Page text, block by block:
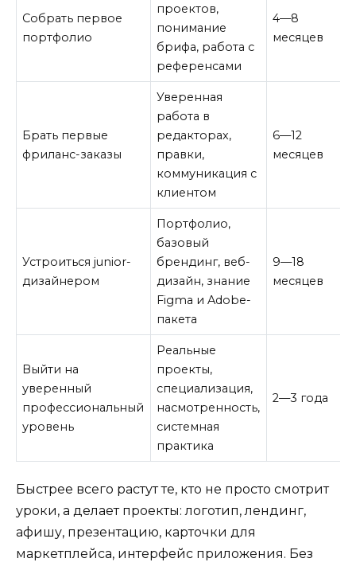
Собрать первое
портфолио
проектов,
понимание
брифа, работа с
референсами
4—8
месяцев
Брать первые
фриланс-заказы
Уверенная
работа в
редакторах,
правки,
коммуникация с
клиентом
6—12
месяцев
Устроиться junior-
дизайнером
Портфолио,
базовый
брендинг, веб-
дизайн, знание
Figma и Adobe-
пакета
9—18
месяцев
Выйти на
уверенный
профессиональный
уровень
Реальные
проекты,
специализация,
насмотренность,
системная
практика
2—3 года
Быстрее всего растут те, кто не просто смотрит
уроки, а делает проекты: логотип, лендинг,
афишу, презентацию, карточки для
маркетплейса, интерфейс приложения. Без